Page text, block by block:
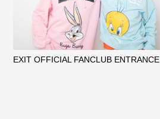
EXIT OFFICIAL FANCLUB ENTRANCE